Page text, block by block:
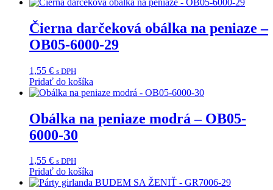
Čierna darčeková obálka na peniaze –
OB05-6000-29
1,55 € s DPH
Pridať do košíka
Obálka na peniaze modrá – OB05-
6000-30
1,55 € s DPH
Pridať do košíka